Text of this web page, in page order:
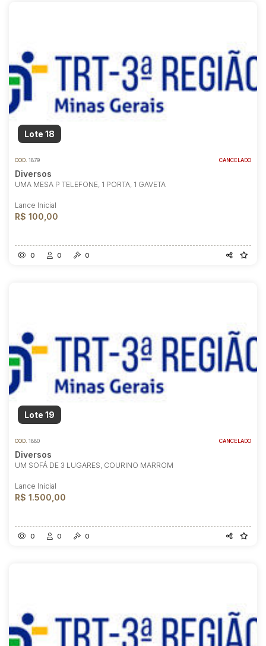
Lote 18
COD. 1879 CANCELADO
Diversos
UMA MESA P TELEFONE, 1 PORTA, 1 GAVETA
Lance Inicial
R$ 100,00
0 0 0
Lote 19
COD. 1880 CANCELADO
Diversos
UM SOFÁ DE 3 LUGARES, COURINO MARROM
Lance Inicial
R$ 1.500,00
0 0 0